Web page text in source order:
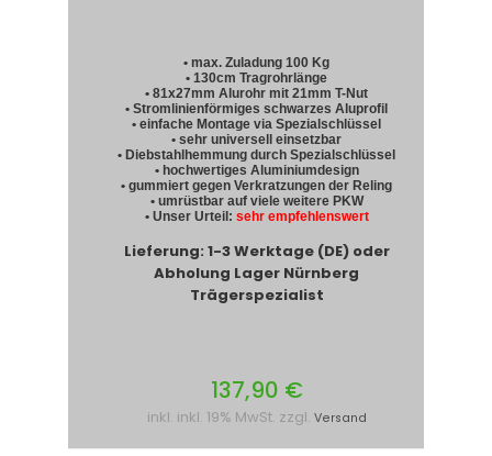
• max. Zuladung 100 Kg
• 130cm Tragrohrlänge
• 81x27mm Alurohr mit 21mm T-Nut
• Stromlinienförmiges schwarzes Aluprofil
• einfache Montage via Spezialschlüssel
• sehr universell einsetzbar
• Diebstahlhemmung durch Spezialschlüssel
• hochwertiges Aluminiumdesign
• gummiert gegen Verkratzungen der Reling
• umrüstbar auf viele weitere PKW
• Unser Urteil: sehr empfehlenswert
Lieferung: 1-3 Werktage (DE) oder
Abholung Lager Nürnberg
Trägerspezialist
137,90 €
inkl. inkl. 19% MwSt. zzgl. Versand